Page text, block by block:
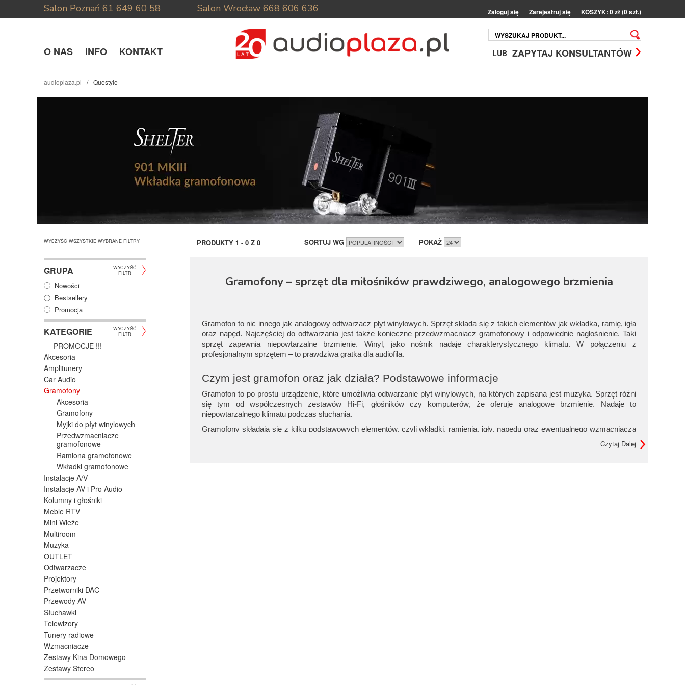
Salon Poznań 61 649 60 58 Salon Wrocław 668 606 636 Zaloguj się Zarejestruj się KOSZYK: 0 zł (0 szt.)
O NAS INFO KONTAKT LUB ZAPYTAJ KONSULTANTÓW
audioplaza.pl Questyle
WYCZYŚĆ WSZYSTKIE WYBRANE FILTRY
GRUPA
WYCZYŚĆ
FILTR
Nowości
Bestsellery
Promocja
KATEGORIE
WYCZYŚĆ
FILTR
--- PROMOCJE !!! ---
Akcesoria
Amplitunery
Car Audio
Gramofony
Akcesoria
Gramofony
Myjki do płyt winylowych
Przedwzmacniacze
gramofonowe
Ramiona gramofonowe
Wkładki gramofonowe
Instalacje A/V
Instalacje AV i Pro Audio
Kolumny i głośniki
Meble RTV
Mini Wieże
Multiroom
Muzyka
OUTLET
Odtwarzacze
Projektory
Przetworniki DAC
Przewody AV
Słuchawki
Telewizory
Tunery radiowe
Wzmacniacze
Zestawy Kina Domowego
Zestawy Stereo
PRODUKTY 1 - 0 Z 0 SORTUJ WG POKAŻ
Gramofony – sprzęt dla miłośników prawdziwego, analogowego brzmienia
Gramofon to nic innego jak analogowy odtwarzacz płyt winylowych. Sprzęt składa się z takich elementów jak wkładka, ramię, igła
oraz napęd. Najczęściej do odtwarzania jest także konieczne przedwzmacniacz gramofonowy i odpowiednie nagłośnienie. Taki
sprzęt zapewnia niepowtarzalne brzmienie. Winyl, jako nośnik nadaje charakterystycznego klimatu. W połączeniu z
profesjonalnym sprzętem – to prawdziwa gratka dla audiofila.
Czym jest gramofon oraz jak działa? Podstawowe informacje
Gramofon to po prostu urządzenie, które umożliwia odtwarzanie płyt winylowych, na których zapisana jest muzyka. Sprzęt różni
się tym od współczesnych zestawów Hi-Fi, głośników czy komputerów, że oferuje analogowe brzmienie. Nadaje to
niepowtarzalnego klimatu podczas słuchania.
Gramofony składają się z kilku podstawowych elementów, czyli wkładki, ramienia, igły, napędu oraz ewentualnego wzmacniacza
Czytaj Dalej